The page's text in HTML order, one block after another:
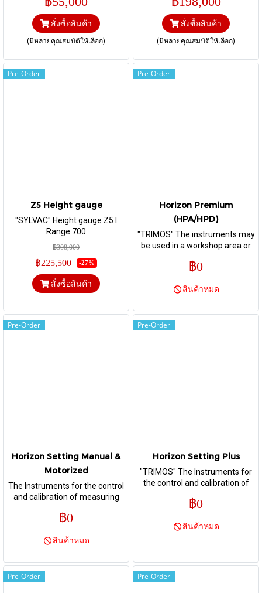
สั่งซื้อสินค้า
(มีหลายคุณสมบัติให้เลือก)
สั่งซื้อสินค้า
(มีหลายคุณสมบัติให้เลือก)
Pre-Order
Z5 Height gauge
"SYLVAC" Height gauge Z5 I
Range 700
฿308,000
฿225,500 -27%
สั่งซื้อสินค้า
Pre-Order
Horizon Premium
(HPA/HPD)
"TRIMOS" The instruments may
be used in a workshop area or
room for checking of measuring
of comparative measuring
฿0
สินค้าหมด
Pre-Order
Horizon Setting Manual &
Motorized
The Instruments for the control
and calibration of measuring
dimensions. Its high precision
a top of the range model for
the perfect answer to current
needs in the manufacturing
฿0
สินค้าหมด
Pre-Order
Horizon Setting Plus
"TRIMOS" The Instruments for
the control and calibration of
and variable dimensions. Its high
position it as a top of the range
answer to current needs in the
manufacturing field.
฿0
สินค้าหมด
Pre-Order Pre-Order